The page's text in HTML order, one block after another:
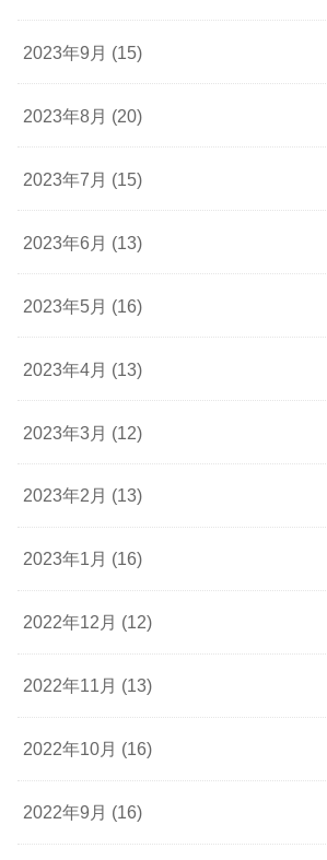
2023年9月 (15)
2023年8月 (20)
2023年7月 (15)
2023年6月 (13)
2023年5月 (16)
2023年4月 (13)
2023年3月 (12)
2023年2月 (13)
2023年1月 (16)
2022年12月 (12)
2022年11月 (13)
2022年10月 (16)
2022年9月 (16)